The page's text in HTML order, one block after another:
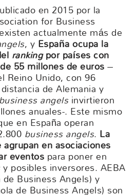
en 2015 por la
for Business
actualmente más de
, y España ocupa la
rankingpor países con
55 millones de euros–
Reino Unido, con 96
de Alemania y
business angelsinvirtieron
anuales-. Este mismo
en España operan
business angels. La
en asociaciones
eventos para poner en
y posibles inversores. AEBA
Business Angels) y
de Business Angels) son